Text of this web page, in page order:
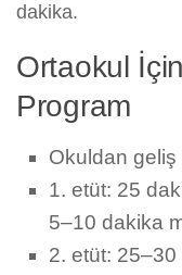
dakika.
Ortaokul
Program
Okuldan
1. etüt: 25
5–10 dakika
2. etüt: